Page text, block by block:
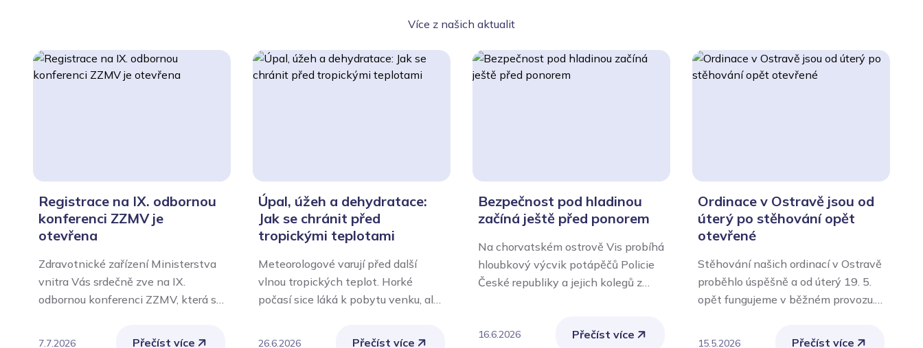
Více z našich aktualit
Registrace na IX. odbornou
konferenci ZZMV je
otevřena
Zdravotnické zařízení Ministerstva
vnitra Vás srdečně zve na IX.
odbornou konferenci ZZMV, která se
aule Policejní akademie České
7.7.2026 Přečíst více
Úpal, úžeh a dehydratace:
Jak se chránit před
tropickými teplotami
Meteorologové varují před další
vlnou tropických teplot. Horké
počasí sice láká k pobytu venku, ale
zátěž pro lidský organismus. Nejvíce
26.6.2026 Přečíst více
Bezpečnost pod hladinou
začíná ještě před ponorem
Na chorvatském ostrově Vis probíhá
hloubkový výcvik potápěčů Policie
České republiky a jejich kolegů z
po celou dobu akce odborné
16.6.2026 Přečíst více
Ordinace v Ostravě jsou od
úterý po stěhování opět
otevřené
Stěhování našich ordinací v Ostravě
proběhlo úspěšně a od úterý 19. 5.
opět fungujeme v běžném provozu.
10 v Ostravě jsou znovu otevřené
15.5.2026 Přečíst více